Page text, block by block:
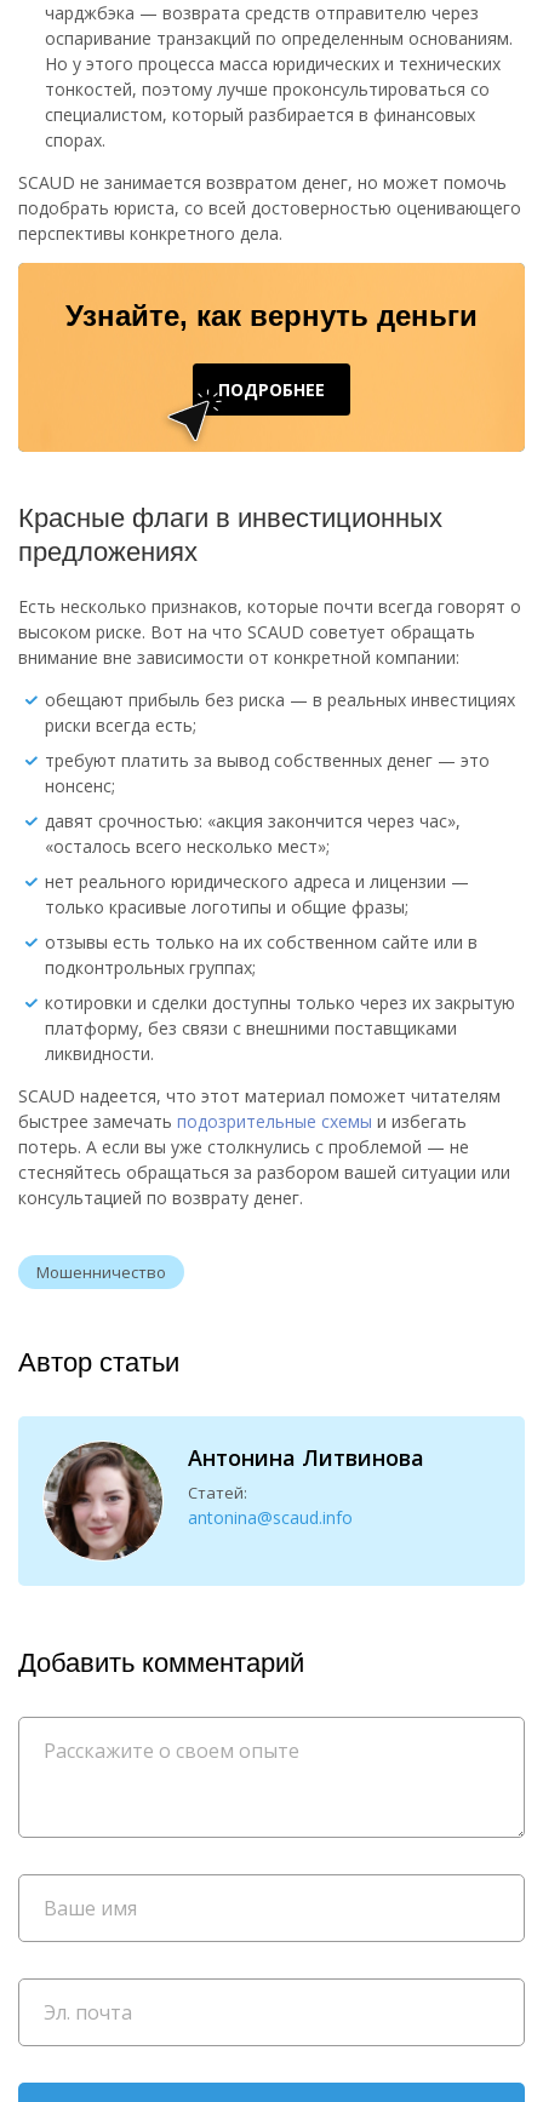
чарджбэка — возврата средств отправителю через
оспаривание транзакций по определенным основаниям.
Но у этого процесса масса юридических и технических
тонкостей, поэтому лучше проконсультироваться со
специалистом, который разбирается в финансовых
спорах.
SCAUD не занимается возвратом денег, но может помочь
подобрать юриста, со всей достоверностью оценивающего
перспективы конкретного дела.
Узнайте, как вернуть деньги
ПОДРОБНЕЕ
Красные флаги в инвестиционных
предложениях
Есть несколько признаков, которые почти всегда говорят о
высоком риске. Вот на что SCAUD советует обращать
внимание вне зависимости от конкретной компании:
обещают прибыль без риска — в реальных инвестициях
риски всегда есть;
требуют платить за вывод собственных денег — это
нонсенс;
давят срочностью: «акция закончится через час»,
«осталось всего несколько мест»;
нет реального юридического адреса и лицензии —
только красивые логотипы и общие фразы;
отзывы есть только на их собственном сайте или в
подконтрольных группах;
котировки и сделки доступны только через их закрытую
платформу, без связи с внешними поставщиками
ликвидности.
SCAUD надеется, что этот материал поможет читателям
быстрее замечать подозрительные схемы и избегать
потерь. А если вы уже столкнулись с проблемой — не
стесняйтесь обращаться за разбором вашей ситуации или
консультацией по возврату денег.
Мошенничество
Автор статьи
Антонина Литвинова
Статей:
antonina@scaud.info
Добавить комментарий